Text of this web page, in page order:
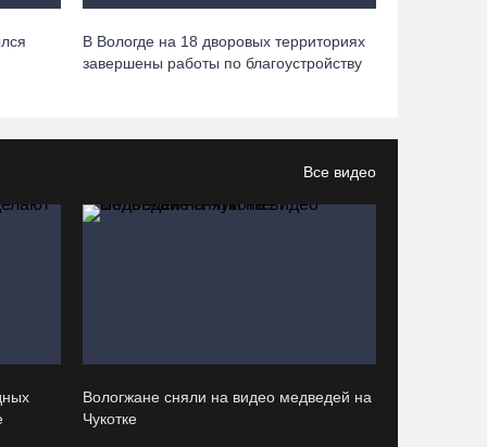
Манты, речные прогулки и концерты
Вологодские «пчелки» усилились еще одним
игроком из российской Премьер-лиги
В Вологде на 18 дворовых территориях
завершены работы по благоустройству
Все видео
Вологжане сняли на видео медведей на
Чукотке